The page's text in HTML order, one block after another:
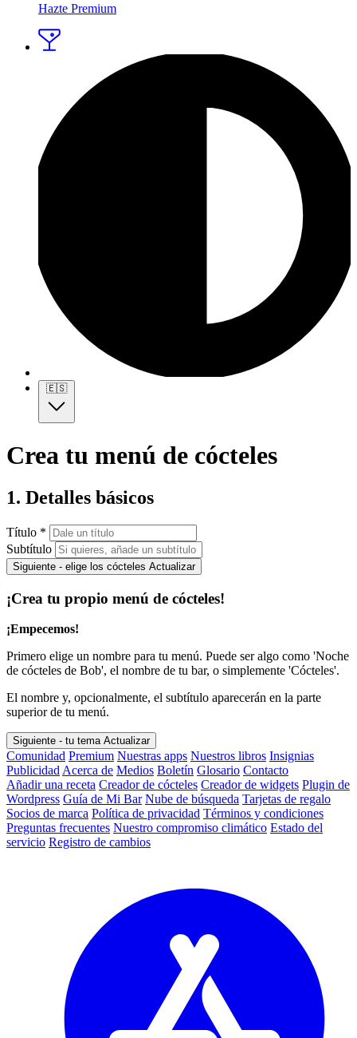
Hazte Premium
🇪🇸
Crea tu menú de cócteles
1. Detalles básicos
Título *
Subtítulo
Siguiente - elige los cócteles Actualizar
¡Crea tu propio menú de cócteles!
¡Empecemos!
Primero elige un nombre para tu menú. Puede ser algo como 'Noche
de cócteles de Bob', el nombre de tu bar, o simplemente 'Cócteles'.
El nombre y, opcionalmente, el subtítulo aparecerán en la parte
superior de tu menú.
Siguiente - tu tema Actualizar
Comunidad Premium Nuestras apps Nuestros libros Insignias
Publicidad Acerca de Medios Boletín Glosario Contacto
Añadir una receta Creador de cócteles Creador de widgets Plugin de
Wordpress Guía de Mi Bar Nube de búsqueda Tarjetas de regalo
Socios de marca Política de privacidad Términos y condiciones
Preguntas frecuentes Nuestro compromiso climático Estado del
servicio Registro de cambios